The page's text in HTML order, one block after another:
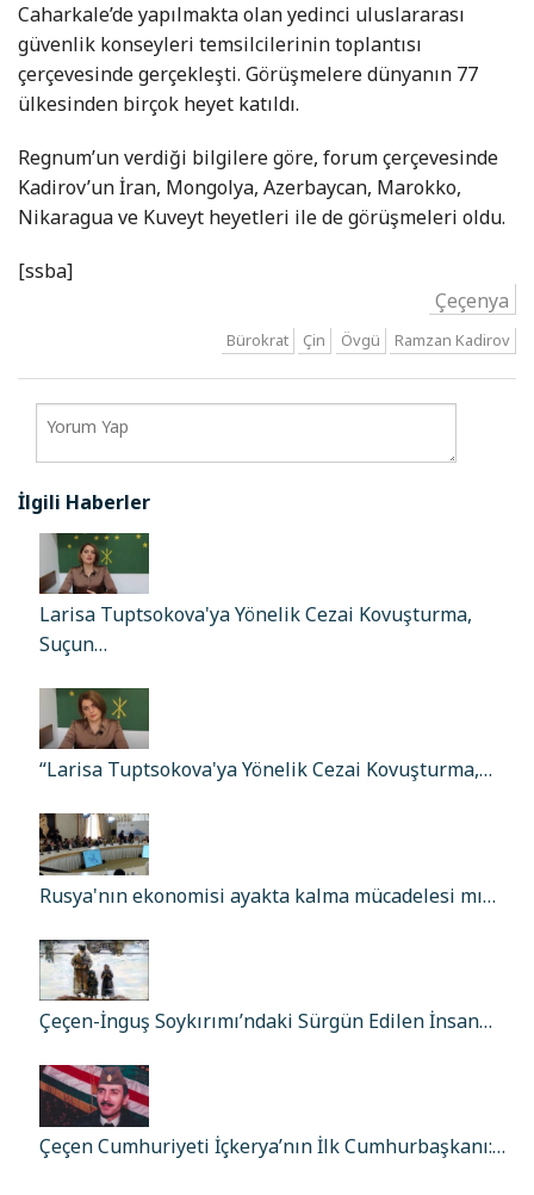
Caharkale’de yapılmakta olan yedinci uluslararası
güvenlik konseyleri temsilcilerinin toplantısı
çerçevesinde gerçekleşti. Görüşmelere dünyanın 77
ülkesinden birçok heyet katıldı.
Regnum’un verdiği bilgilere göre, forum çerçevesinde
Kadirov’un İran, Mongolya, Azerbaycan, Marokko,
Nikaragua ve Kuveyt heyetleri ile de görüşmeleri oldu.
[ssba]
Çeçenya
Bürokrat Çin Övgü Ramzan Kadirov
İlgili Haberler
Larisa Tuptsokova'ya Yönelik Cezai Kovuşturma,
Suçun…
“Larisa Tuptsokova'ya Yönelik Cezai Kovuşturma,…
Rusya'nın ekonomisi ayakta kalma mücadelesi mı…
Çeçen-İnguş Soykırımı’ndaki Sürgün Edilen İnsan…
Çeçen Cumhuriyeti İçkerya’nın İlk Cumhurbaşkanı:…